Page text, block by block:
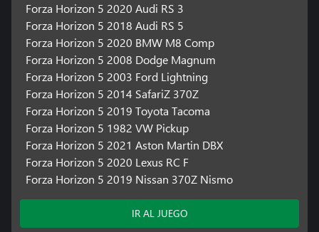
Forza Horizon 5 2020 Audi RS 3
Forza Horizon 5 2018 Audi RS 5
Forza Horizon 5 2020 BMW M8 Comp
Forza Horizon 5 2008 Dodge Magnum
Forza Horizon 5 2003 Ford Lightning
Forza Horizon 5 2014 SafariZ 370Z
Forza Horizon 5 2019 Toyota Tacoma
Forza Horizon 5 1982 VW Pickup
Forza Horizon 5 2021 Aston Martin DBX
Forza Horizon 5 2020 Lexus RC F
Forza Horizon 5 2019 Nissan 370Z Nismo
IR AL JUEGO